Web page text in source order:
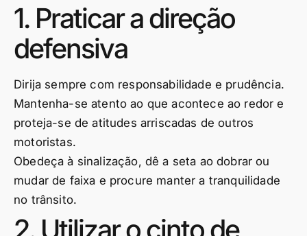
1. Praticar a direção
defensiva
Dirija sempre com responsabilidade e prudência.
Mantenha-se atento ao que acontece ao redor e
proteja-se de atitudes arriscadas de outros
motoristas.
Obedeça à sinalização, dê a seta ao dobrar ou
mudar de faixa e procure manter a tranquilidade
no trânsito.